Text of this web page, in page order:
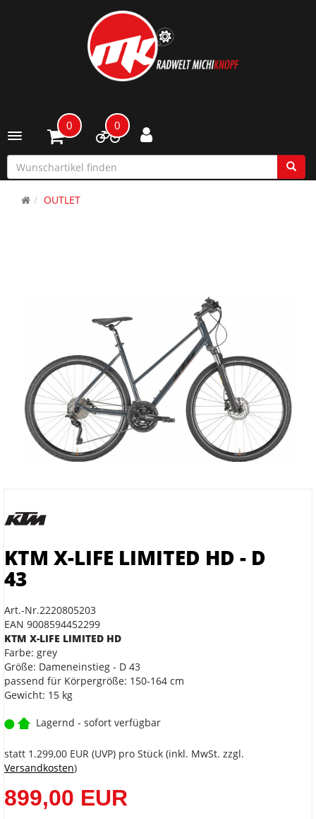
Toggle navigation
0 0
OUTLET
KTM X-LIFE LIMITED HD - D
43
Art.-Nr.2220805203
EAN 9008594452299
KTM X-LIFE LIMITED HD
Farbe: grey
Größe: Dameneinstieg - D 43
passend für Körpergröße: 150-164 cm
Gewicht: 15 kg
Lagernd - sofort verfügbar
statt 1.299,00 EUR (UVP) pro Stück (inkl. MwSt. zzgl.
Versandkosten)
899,00 EUR